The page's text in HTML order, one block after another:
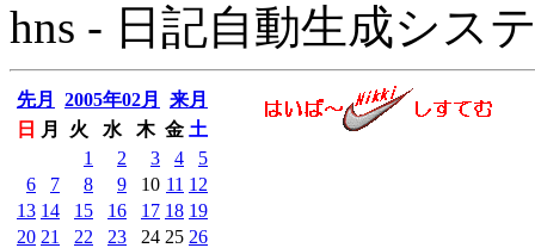
hns - 日記自動生成シス
先月 2005年02月
来月
日
月 火 水 木 金 土
1
2 3 4
5
6
7 8 9 10 11 12
13 14 15 16 17 18 19
20 21 22 23 24 25 26